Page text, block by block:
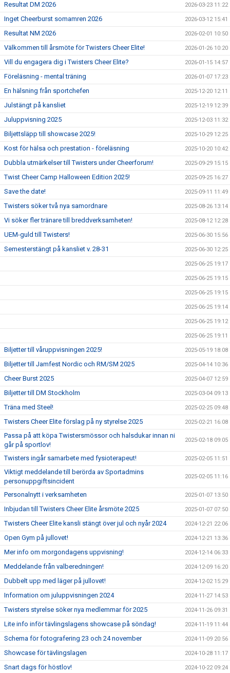
Resultat DM 2026 2026-03-23 11:22
Inget Cheerburst somamren 2026 2026-03-12 15:41
Resultat NM 2026 2026-02-01 10:50
Välkommen till årsmöte för Twisters Cheer Elite! 2026-01-26 10:20
Vill du engagera dig i Twisters Cheer Elite? 2026-01-15 14:57
Föreläsning - mental träning 2026-01-07 17:23
En hälsning från sportchefen 2025-12-20 12:11
Julstängt på kansliet 2025-12-19 12:39
Juluppvisning 2025 2025-12-03 11:32
Biljettsläpp till showcase 2025! 2025-10-29 12:25
Kost för hälsa och prestation - föreläsning 2025-10-20 10:42
Dubbla utmärkelser till Twisters under Cheerforum! 2025-09-29 15:15
Twist Cheer Camp Halloween Edition 2025! 2025-09-25 16:27
Save the date! 2025-09-11 11:49
Twisters söker två nya samordnare 2025-08-26 13:14
Vi söker fler tränare till breddverksamheten! 2025-08-12 12:28
UEM-guld till Twisters! 2025-06-30 15:56
Semesterstängt på kansliet v. 28-31 2025-06-30 12:25
2025-06-25 19:17
2025-06-25 19:15
2025-06-25 19:15
2025-06-25 19:14
2025-06-25 19:12
2025-06-25 19:11
Biljetter till våruppvisningen 2025! 2025-05-19 18:08
Biljetter till Jamfest Nordic och RM/SM 2025 2025-04-14 10:36
Cheer Burst 2025 2025-04-07 12:59
Biljetter till DM Stockholm 2025-03-04 09:13
Träna med Steel! 2025-02-25 09:48
Twisters Cheer Elite förslag på ny styrelse 2025 2025-02-21 16:08
Passa på att köpa Twistersmössor och halsdukar innan ni
går på sportlov!
2025-02-18 09:05
Twisters ingår samarbete med fysioterapeut! 2025-02-05 11:51
Viktigt meddelande till berörda av Sportadmins
personuppgiftsincident
2025-02-05 11:16
Personalnytt i verksamheten 2025-01-07 13:50
Inbjudan till Twisters Cheer Elite årsmöte 2025 2025-01-07 07:50
Twisters Cheer Elite kansli stängt över jul och nyår 2024 2024-12-21 22:06
Open Gym på jullovet! 2024-12-21 13:36
Mer info om morgondagens uppvisning! 2024-12-14 06:33
Meddelande från valberedningen! 2024-12-09 16:20
Dubbelt upp med läger på jullovet! 2024-12-02 15:29
Information om juluppvisningen 2024 2024-11-27 14:53
Twisters styrelse söker nya medlemmar för 2025 2024-11-26 09:31
Lite info inför tävlingslagens showcase på söndag! 2024-11-19 11:44
Schema för fotografering 23 och 24 november 2024-11-09 20:56
Showcase för tävlingslagen 2024-10-28 11:17
Snart dags för höstlov! 2024-10-22 09:24